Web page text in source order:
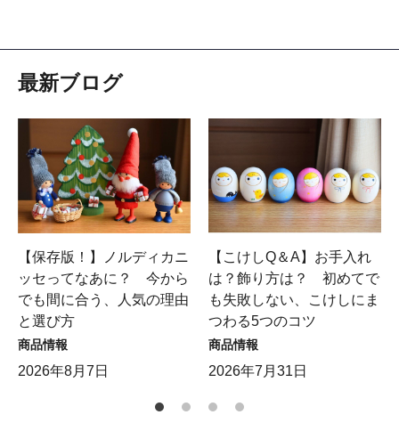
最新ブログ
【保存版！】ノルディカニ
ッセってなあに？ 今から
でも間に合う、人気の理由
と選び方
商品情報
2026年8月7日
【こけしQ＆A】お手入れ
は？飾り方は？ 初めてで
も失敗しない、こけしにま
つわる5つのコツ
商品情報
2026年7月31日